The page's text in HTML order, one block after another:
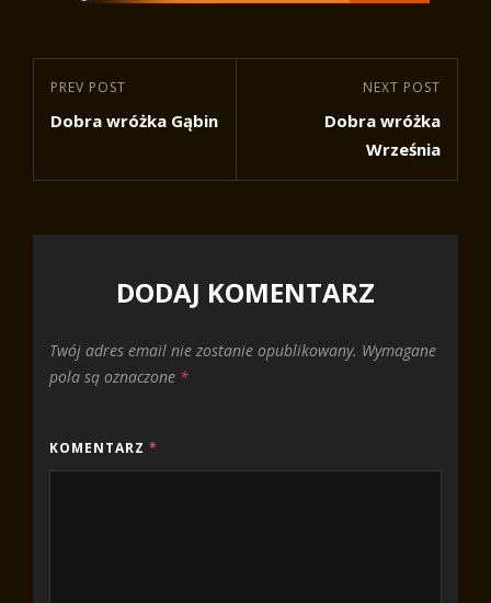
Nawigacja
wpisu
Previous
Post
PREV POST
Dobra wróżka Gąbin
NEXT POST
Dobra wróżka
Września
DODAJ KOMENTARZ
Twój adres email nie zostanie opublikowany. Wymagane
pola są oznaczone *
KOMENTARZ *